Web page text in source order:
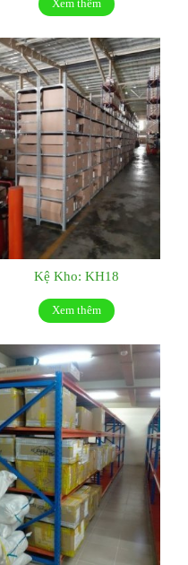
Xem thêm
Kệ Kho: KH18
Xem thêm